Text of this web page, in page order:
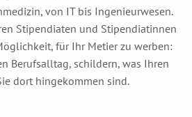
von IT bis Ingenieurwesen.
Stipendiaten und Stipendiatinnen
für Ihr Metier zu werben:
Berufsalltag, schildern, was Ihren
dort hingekommen sind.